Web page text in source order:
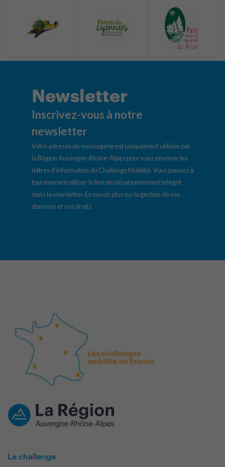
Newsletter
Inscrivez-vous à notre
newsletter
Votre adresse de messagerie est uniquement utilisée par
la Région Auvergne-Rhône-Alpes pour vous envoyer les
lettres d’information du Challenge Mobilité. Vous pouvez à
tout moment utiliser le lien de désabonnement intégré
dans la newsletter. En savoir plus sur la gestion de vos
données et vos droits
Le challenge